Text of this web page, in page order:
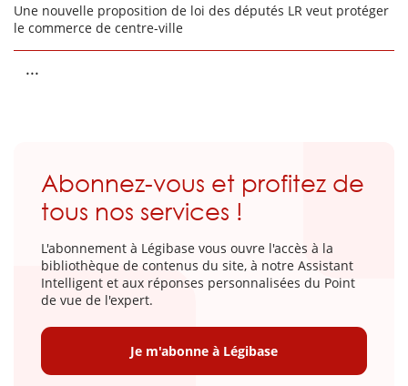
Une nouvelle proposition de loi des députés LR veut protéger
le commerce de centre-ville
...
Abonnez-vous et profitez de
tous nos services !
L'abonnement à Légibase vous ouvre l'accès à la
bibliothèque de contenus du site, à notre Assistant
Intelligent et aux réponses personnalisées du Point
de vue de l'expert.
Je m'abonne à Légibase